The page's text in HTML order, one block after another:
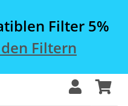
Filter 5%
Filtern